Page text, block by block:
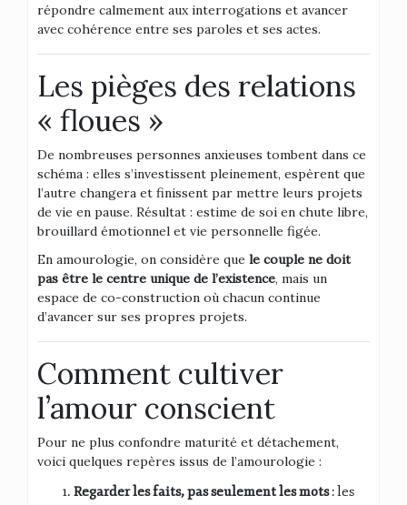
répondre calmement aux interrogations et avancer
avec cohérence entre ses paroles et ses actes.
Les pièges des relations
« floues »
De nombreuses personnes anxieuses tombent dans ce
schéma : elles s’investissent pleinement, espèrent que
l’autre changera et finissent par mettre leurs projets
de vie en pause. Résultat : estime de soi en chute libre,
brouillard émotionnel et vie personnelle figée.
En amourologie, on considère que le couple ne doit
pas être le centre unique de l’existence, mais un
espace de co-construction où chacun continue
d’avancer sur ses propres projets.
Comment cultiver
l’amour conscient
Pour ne plus confondre maturité et détachement,
voici quelques repères issus de l’amourologie :
Regarder les faits, pas seulement les mots: les